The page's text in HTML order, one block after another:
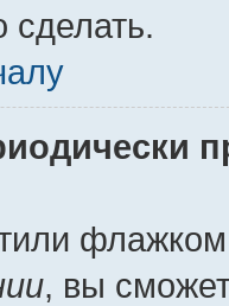
сделать.
, вы